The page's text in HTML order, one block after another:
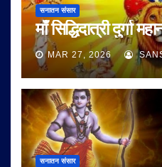
सनातन संसार
माँ सिद्धिदात्री दुर्गा
MAR 27, 2026
सनातन संसार